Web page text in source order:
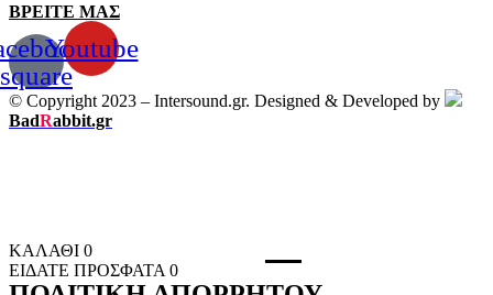
ΒΡΕΙΤΕ ΜΑΣ
square
Youtube
© Copyright 2023 – Intersound.gr. Designed & Developed by
BadRabbit.gr
ΚΑΛΑΘΙ 0
ΕΙΔΑΤΕ ΠΡΟΣΦΑΤΑ 0